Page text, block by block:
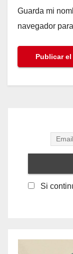
Guarda mi
navegador
Si